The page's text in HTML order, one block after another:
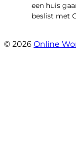
een huis
beslist met
© 2026 Online